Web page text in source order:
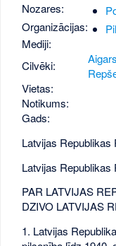
Nozares:
Organizācijas:
Mediji:
Cilvēki:
Vietas:
Notikums:
Gads:
Latvijas Republikas
Latvijas Republikas
PAR LATVIJAS
DZIVO LATVIJAS
1. Latvijas